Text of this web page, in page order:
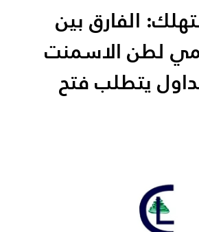
الفارق بين
لطن الاسمنت
يتطلب فتح